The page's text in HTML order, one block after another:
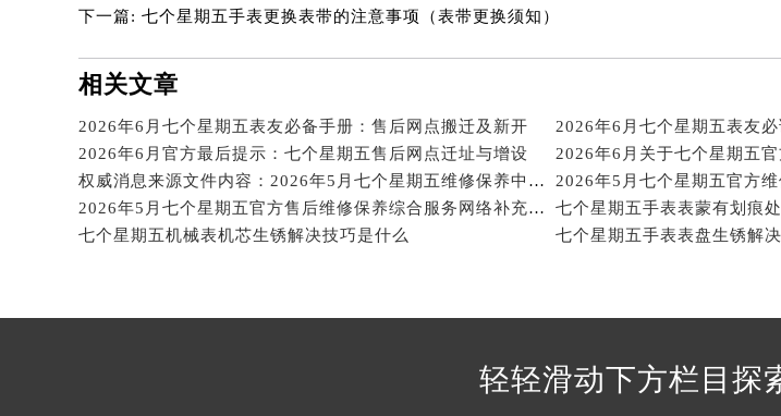
辽宁省朝阳市双塔区新华路七个星期五售后服务中心（需提前预约）
辽宁省葫芦岛市连山区中央路七个星期五售后服务中心（需提前预约）
辽宁省锦州市古塔区中央大街七个星期五售后服务中心（需提前预约）
辽宁省辽阳市白塔区新运大街七个星期五售后服务中心（需提前预约）
辽宁省盘锦市兴隆台区石油大街七个星期五售后服务中心（需提前预约）
辽宁省沈阳市沈河区中街路137号亨得利名表维修授权店1楼七个星期五售
北京市朝阳区建国门外大街甲6号华熙国际中心D座11层1102室七个星期五
下一篇: 七个星期五手表更换表带的注意事项（表带更换须知）
相关文章
2026年6月七个星期五表友必备手册：售后网点搬迁及新开
2026年6月官方最后提示：七个星期五售后网点迁址与增设
权威消息来源文件内容：2026年5月七个星期五维修保养中心迁址与新增详情
2026年5月七个星期五官方售后维修保养综合服务网络补充发布确认文件
七个星期五手表表蒙有划痕
七个星期五机械表机芯生锈解决技巧是什么
七个星期五手表表盘生锈解
轻轻滑动下方栏目探